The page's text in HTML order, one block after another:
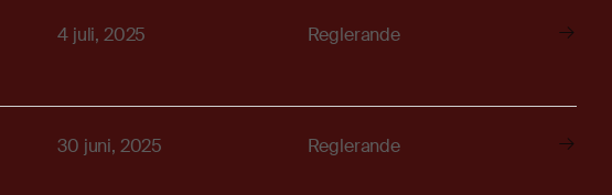
4 juli, 2025 Reglerande
30 juni, 2025 Reglerande